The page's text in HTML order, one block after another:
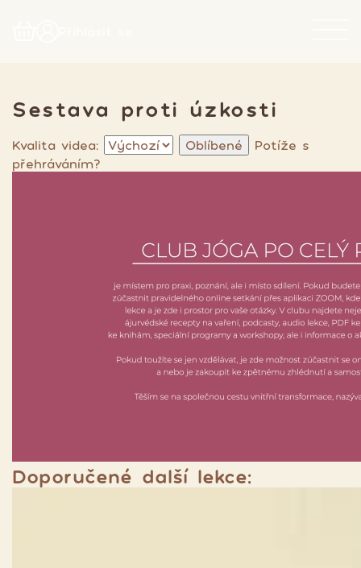
Sestava proti úzkosti
Kvalita videa: Oblíbené
Potíže s
přehráváním?
Doporučené další lekce: